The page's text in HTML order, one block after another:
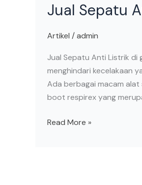
Jual Sepatu
Artikel /admin
Jual Sepatu Anti Listrik di
menghindari kecelakaan
Ada berbagai macam
boot respirex yang
Sepatu
Listrik
Glodok
Read More »